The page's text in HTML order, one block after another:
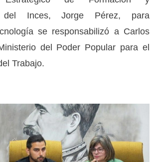
del Inces, Jorge Pérez, para
se responsabilizó a Carlos
del Poder Popular para el
Trabajo.